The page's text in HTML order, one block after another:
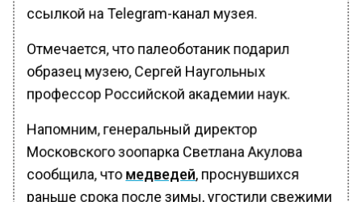
ссылкой на Telegram-канал музея.
Отмечается, что палеоботаник подарил
образец музею, Сергей Наугольных
профессор Российской академии наук.
Напомним, генеральный директор
Московского зоопарка Светлана Акулова
сообщила, чтомедведей, проснувшихся
раньше срока после зимы, угостили свежими